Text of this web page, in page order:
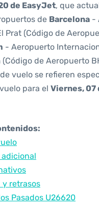
de EasyJet, que
de Barcelona -
Prat (Código de
- Aeropuerto
de Aeropuerto
vuelo se refieren
para el Viernes, 07
retrasos
Pasados U26620